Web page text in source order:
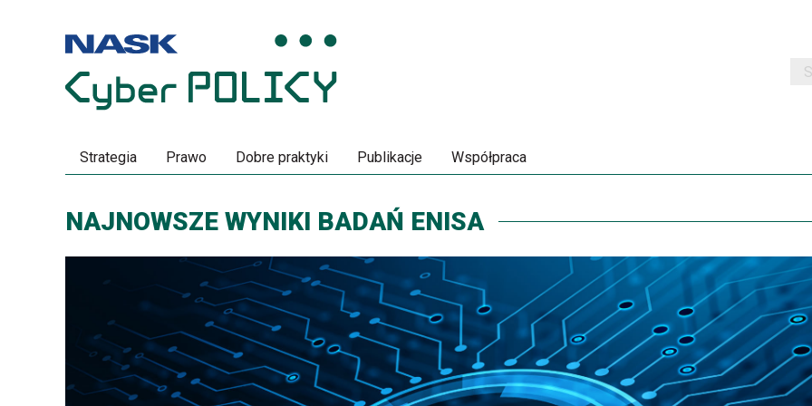
Przeskocz
Przeskocz
Strategia Prawo Dobre praktyki Publikacje Współpraca
NAJNOWSZE WYNIKI BADAŃ ENISA